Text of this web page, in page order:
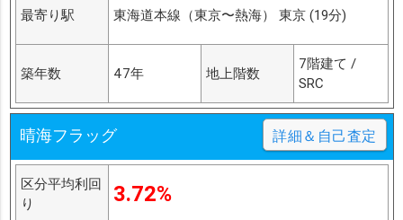
最寄り駅 東海道本線（東京〜熱海） 東京 (19分)
築年数 47年 地上階数
7階建て /
SRC
晴海フラッグ 詳細＆自己査定
区分平均利回
り
3.72%